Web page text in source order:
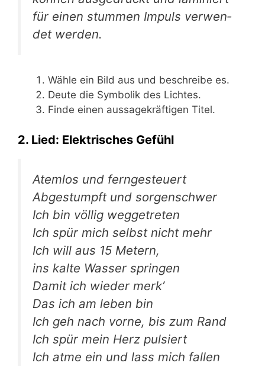
für einen stum­men Impuls ver­wen­
det werden.
Wäh­le ein Bild aus und beschrei­be es.
Deu­te die Sym­bo­lik des Lichtes.
Fin­de einen aus­sa­ge­kräf­ti­gen Titel.
2. Lied: Elektrisches Gefühl
Atem­los und ferngesteuert
Abge­stumpft und sorgenschwer
Ich bin völ­lig weggetreten
Ich spür mich selbst nicht mehr
Ich will aus 15 Metern,
ins kal­te Was­ser springen
Damit ich wie­der merk’
Das ich am leben bin
Ich geh nach vor­ne, bis zum Rand
Ich spür mein Herz pulsiert
Ich atme ein und lass mich fallen